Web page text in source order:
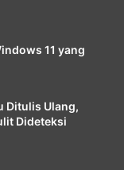
11 yang
Ditulis Ulang,
Dideteksi